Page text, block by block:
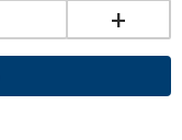
+